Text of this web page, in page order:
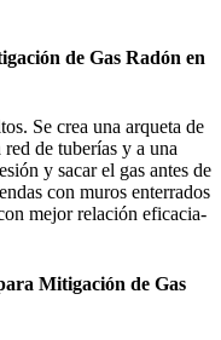
de Gas Radón en
Se crea una arqueta de
de tuberías y a una
y sacar el gas antes de
con muros enterrados
mejor relación eficacia-
Mitigación de Gas